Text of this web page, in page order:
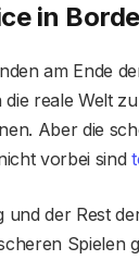
in
am Ende
reale Welt
Aber die
vorbei sind
der Rest
Spielen